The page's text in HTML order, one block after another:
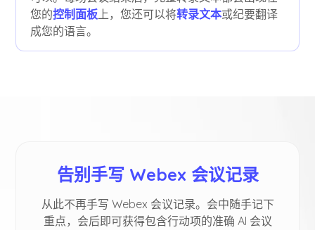
您的控制面板上，您还可以将转录文本或纪要翻译
成您的语言。
告别手写 Webex 会议记录
从此不再手写 Webex 会议记录。会中随手记下
重点，会后即可获得包含行动项的准确 AI 会议